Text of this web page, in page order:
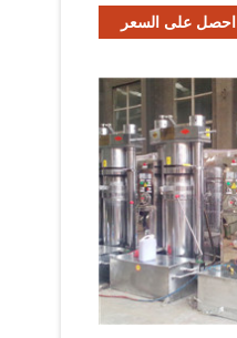
احصل على السعر